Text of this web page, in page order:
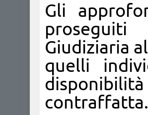
Gli
proseguiti
Giudiziaria
quelli
contraffatta.